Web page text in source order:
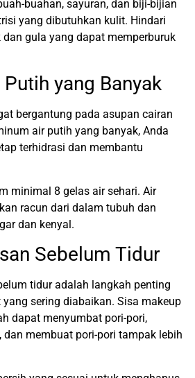
buahan, sayuran, dan biji-bijian
yang dibutuhkan kulit. Hindari
gula yang dapat memperburuk
yang Banyak
bergantung pada asupan cairan
air putih yang banyak, Anda
terhidrasi dan membantu
minimal 8 gelas air sehari. Air
racun dari dalam tubuh dan
dan kenyal.
Sebelum Tidur
tidur adalah langkah penting
sering diabaikan. Sisa makeup
dapat menyumbat pori-pori,
dan membuat pori-pori tampak lebih